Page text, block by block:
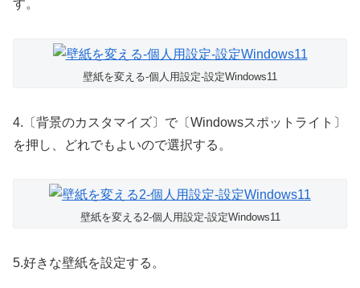
す。
壁紙を変える-個人用設定-設定Windows11
4.〔背景のカスタマイズ〕で〔Windowsスポットライト〕
を押し、どれでもよいので選択する。
壁紙を変える2-個人用設定-設定Windows11
5.好きな壁紙を設定する。